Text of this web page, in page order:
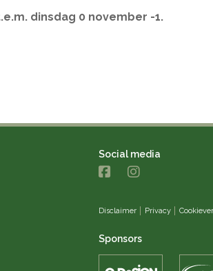
dinsdag 0 november -1.
Social media
Disclaimer Privacy
Sponsors